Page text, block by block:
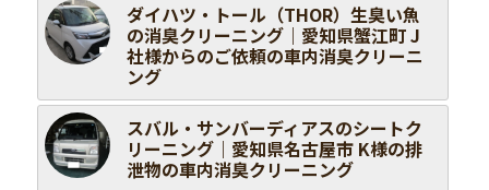
ダイハツ・トール（THOR）生臭い魚
の消臭クリーニング｜愛知県蟹江町 J
社様からのご依頼の車内消臭クリーニ
ング
スバル・サンバーディアスのシートク
リーニング｜愛知県名古屋市 K様の排
泄物の車内消臭クリーニング